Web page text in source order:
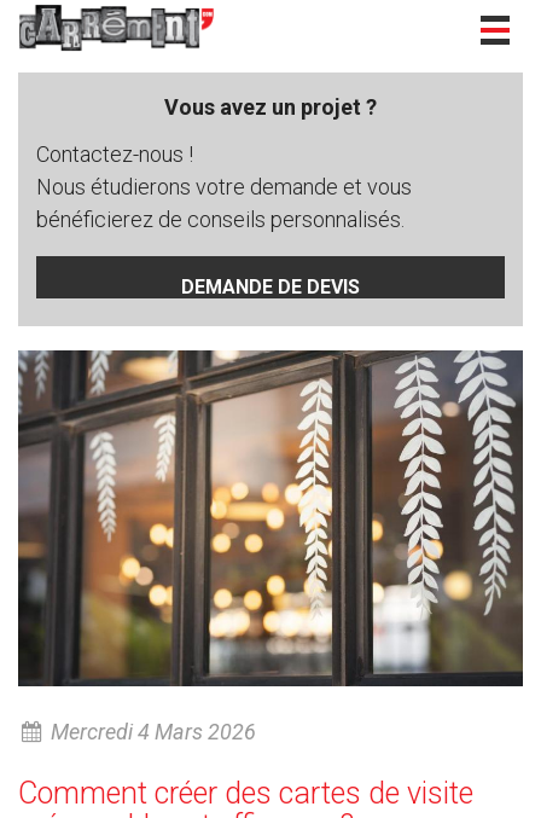
Vous avez un projet ?
Contactez-nous !
Nous étudierons votre demande et vous
bénéficierez de conseils personnalisés.
DEMANDE DE DEVIS
Mercredi 4 Mars 2026
Comment créer des cartes de visite